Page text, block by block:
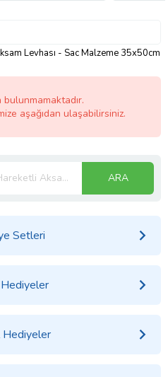
Levhası - Sac Malzeme 35x50cm
aşağıdan ulaşabilirsiniz.
ARA
Setleri
Hediyeler